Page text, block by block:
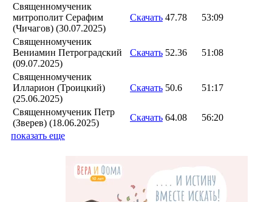
Священномученик
митрополит Серафим
(Чичагов) (30.07.2025)
Скачать 47.78 53:09
Священномученик
Вениамин Петроградский
(09.07.2025)
Скачать 52.36 51:08
Священномученик
Илларион (Троицкий)
(25.06.2025)
Скачать 50.6 51:17
Священномученик Петр
(Зверев) (18.06.2025)
Скачать 64.08
56:20
показать еще